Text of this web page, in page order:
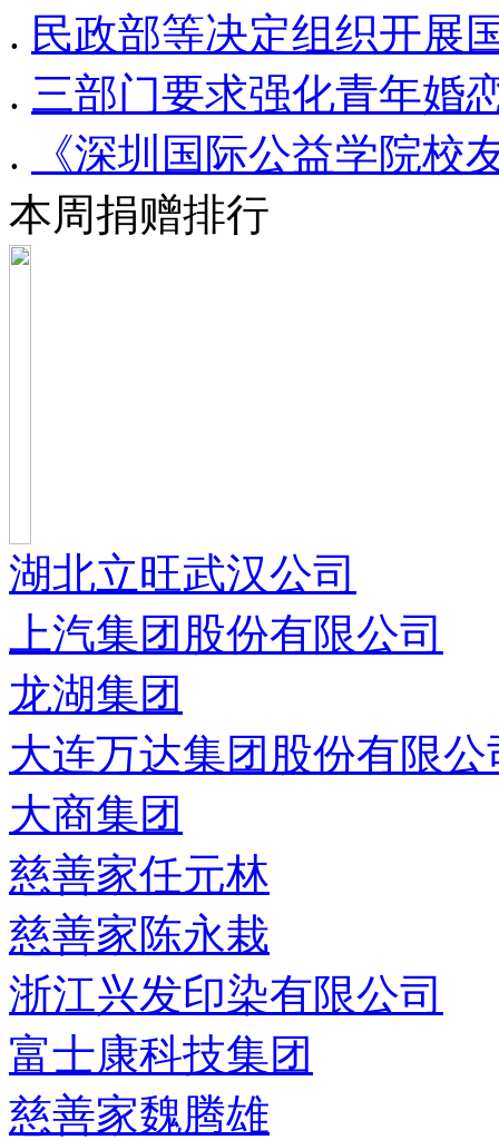
. 民政部等决定组织开展
. 三部门要求强化青年婚
.
《深圳国际公益学院校
本周捐赠排行
湖北立旺武汉公司
上汽集团股份有限公司
龙湖集团
大连万达集团股份有限公
大商集团
慈善家任元林
慈善家陈永栽
浙江兴发印染有限公司
富士康科技集团
慈善家魏腾雄